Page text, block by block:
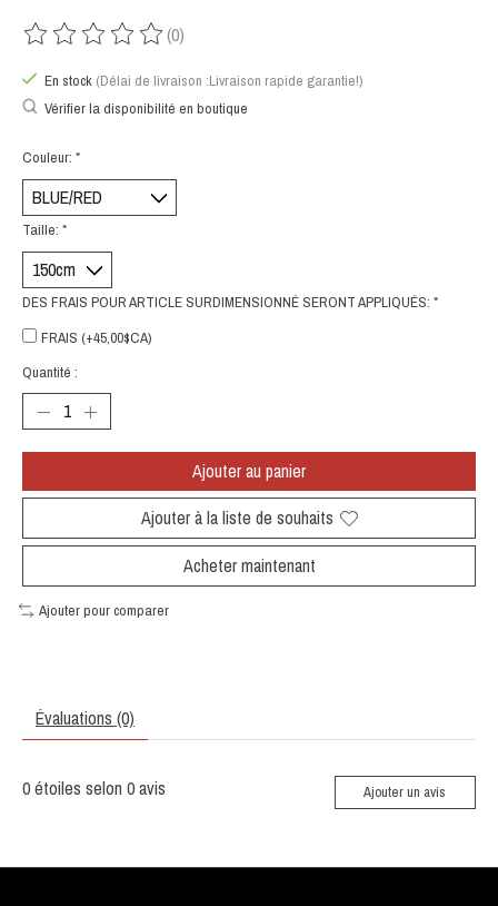
Ce produit est évalué à
(0)
En stock (Délai de livraison :Livraison rapide garantie!)
Vérifier la disponibilité en boutique
Couleur: *
Taille: *
DES FRAIS POUR ARTICLE SURDIMENSIONNÉ SERONT APPLIQUÉS: *
FRAIS (+45,00$CA)
Quantité :
Ajouter au panier
Ajouter à la liste de souhaits
Acheter maintenant
Ajouter pour comparer
Évaluations (0)
0étoiles selon 0avis Ajouter un avis